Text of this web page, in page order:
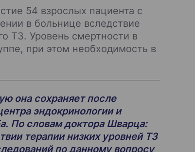
54 взрослых пациента с
в больнице вследствие
Т3. Уровень смертности в
при этом необходимость в
она сохраняет после
эндокринологии и
По словам доктора Шварца:
терапии низких уровней Т3
по данному вопросу